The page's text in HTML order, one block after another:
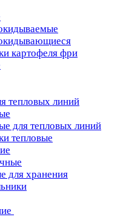
картофеля фри
тепловых линий
для тепловых линий
тепловые
для хранения